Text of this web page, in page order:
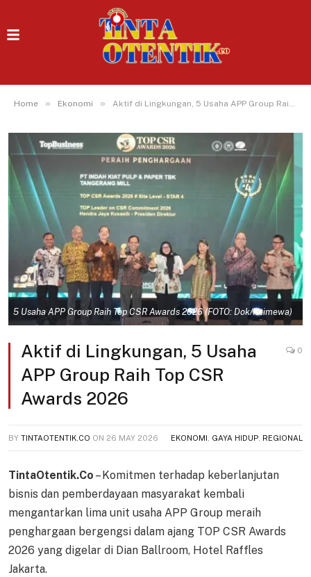
Home » Ekonomi » Aktif di Lingkungan, 5 Usaha APP Group Raih Top CSR Awards 2026
5 Usaha APP Group Raih Top CSR Awards 2026 (FOTO: Dok/Istimewa)
Aktif di Lingkungan, 5 Usaha
APP Group Raih Top CSR
Awards 2026
0
BY TINTAOTENTIK.CO ON 26 MAY 2026 EKONOMI GAYA HIDUP REGIONAL
TintaOtentik.Co – Komitmen terhadap keberlanjutan
bisnis dan pemberdayaan masyarakat kembali
mengantarkan lima unit usaha APP Group meraih
penghargaan bergengsi dalam ajang TOP CSR Awards
2026 yang digelar di Dian Ballroom, Hotel Raffles
Jakarta.